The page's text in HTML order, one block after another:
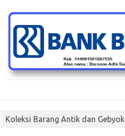
Koleksi Barang Antik dan Gebyok